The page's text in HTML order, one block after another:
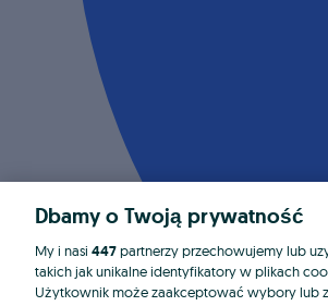
Dbamy o Twoją prywatność
My i nasi 447partnerzy przechowujemy lub
takich jak unikalne identyfikatory w plikach
Użytkownik może zaakceptować wybory lub